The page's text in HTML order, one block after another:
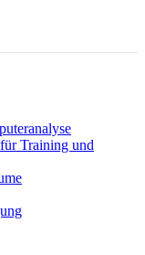
Training und